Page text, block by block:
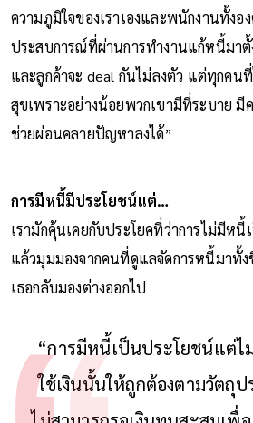
ความภูมิใจของเราเองและพนักงานทั้งอ
ประสบการณ์ที่ผ่านการทํางานแก้หนี้มาตั้
และลูกค้าจะ deal กันไม่ลงตัว แต่ทุกคนที่
สุขเพราะอย่างน้อยพวกเขามีที่ระบาย มี
ช่วยผ่อนคลายปัญหาลงได้”
การมีหนี้มีประโยชน์แต่…
เรามักคุ้นเคยกับประโยคที่ว่าการไม่มีห
แล้วมุมมองจากคนที่ดูแลจัดการหนี้มาทั้
เธอกลับมองต่างออกไป
“การมีหนี้เป็นประโยชน์แต่
ใช้เงินนั้นให้ถูกต้องตามวัตถุป